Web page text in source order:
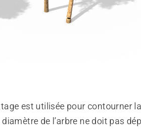
est utilisée pour contourner
de l’arbre ne doit pas